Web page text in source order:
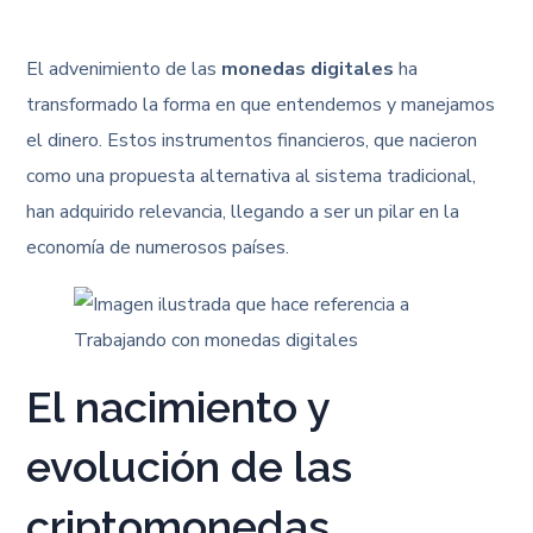
El advenimiento de las monedas digitales ha
transformado la forma en que entendemos y manejamos
el dinero. Estos instrumentos financieros, que nacieron
como una propuesta alternativa al sistema tradicional,
han adquirido relevancia, llegando a ser un pilar en la
economía de numerosos países.
El nacimiento y
evolución de las